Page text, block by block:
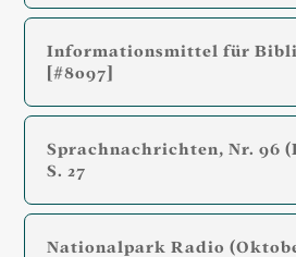
Informationsmittel für
[#8097]
Sprachnachrichten, Nr. 96
S. 27
Nationalpark Radio